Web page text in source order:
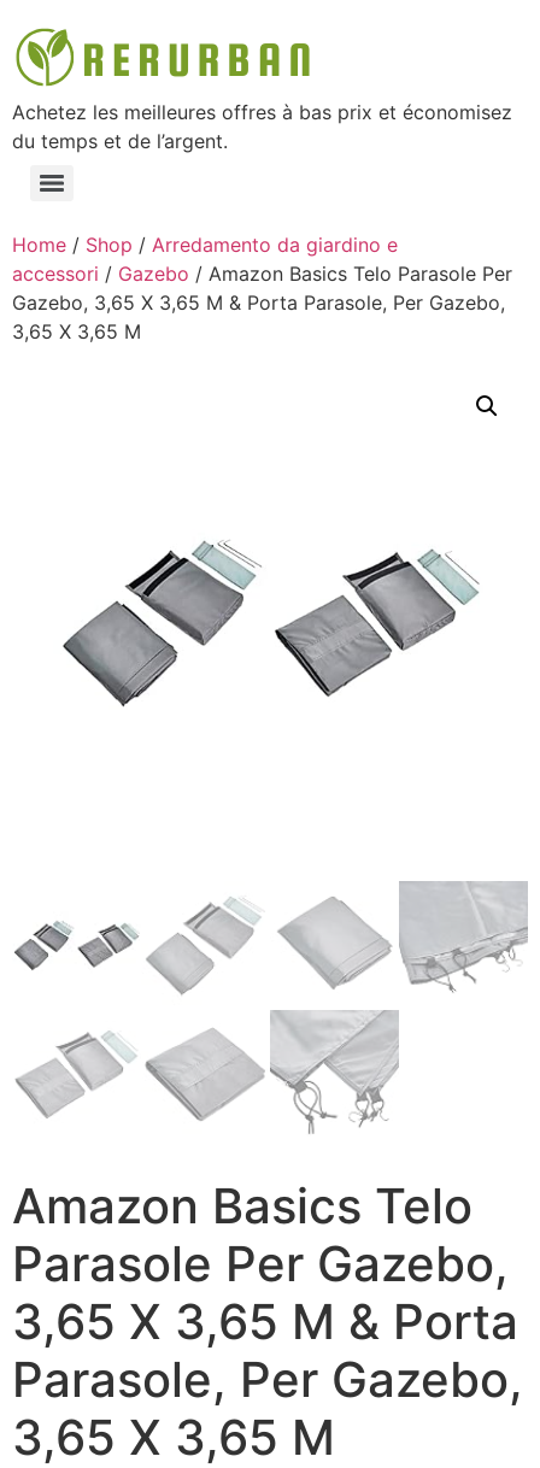
Achetez les meilleures offres à bas prix et économisez
du temps et de l’argent.
Home / Shop / Arredamento da giardino e
accessori / Gazebo / Amazon Basics Telo Parasole Per
Gazebo, 3,65 X 3,65 M & Porta Parasole, Per Gazebo,
3,65 X 3,65 M
Amazon Basics Telo
Parasole Per Gazebo,
3,65 X 3,65 M & Porta
Parasole, Per Gazebo,
3,65 X 3,65 M